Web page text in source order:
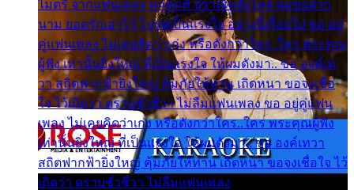
ไมตรี จากแฟนเพลง ทุกทุกที่ ปราณีหลั่งไหล ผมขอฝาก
นาม ยอดรักเอาไว้ โปรดเป็นแรงใจ อย่างนี้เรื่อยไป ขอ อยู่
คู่แฟนเพลง ไม่เคยคิดว่าเก่ง หรือดังกว่าใคร..ใคร พระคุณ
ผู้ฟัง เท่านั้นยิ่งใหญ่ ที่เป็นแรงใจ ให้ผมดังมา.. ขอ องค์เท
วา สถิตฟากฟ้ายิ่งใหญ่ คุ้มภัยให้ท่าน เถิดหนา ขอจงเชื่อ
ใจ ไว้เถิดว่า ตราบชั่วชีวา ไม่ลืมแฟนเพลง ขอ อยู่คู่แฟน
เพลง ไม่เคยคิดว่าเก่ง หรือดังกว่าใคร..ใคร พระคุณผู้ฟัง
เท่านั้นยิ่งใหญ่ ที่เป็นแรงใจ ให้ผมดังมา.. ขอ องค์เทวา
สถิตฟากฟ้ายิ่งใหญ่ คุ้มภัยให้ท่าน เถิดหนา ขอจงเชื่อใจ ไว้
เถิดว่า ตราบชั่วชีวา ไม่ลืมแฟนเพลง